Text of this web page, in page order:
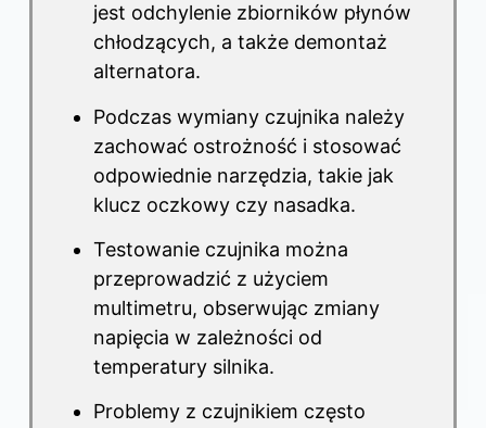
jest odchylenie zbiorników płynów
chłodzących, a także demontaż
alternatora.
Podczas wymiany czujnika należy
zachować ostrożność i stosować
odpowiednie narzędzia, takie jak
klucz oczkowy czy nasadka.
Testowanie czujnika można
przeprowadzić z użyciem
multimetru, obserwując zmiany
napięcia w zależności od
temperatury silnika.
Problemy z czujnikiem często